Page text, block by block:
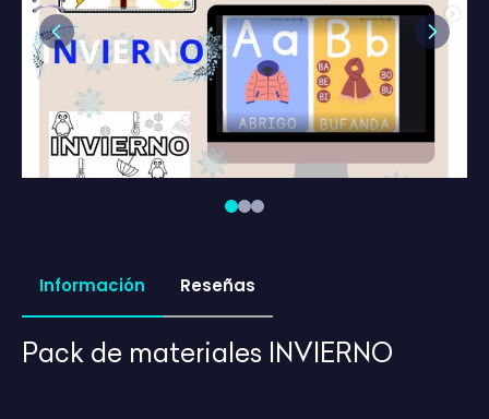
Previous Next
Información Reseñas
Pack de materiales INVIERNO